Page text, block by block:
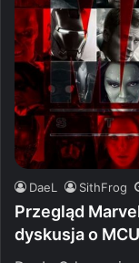
DaeL SithFrog
Przegląd
dyskusja o